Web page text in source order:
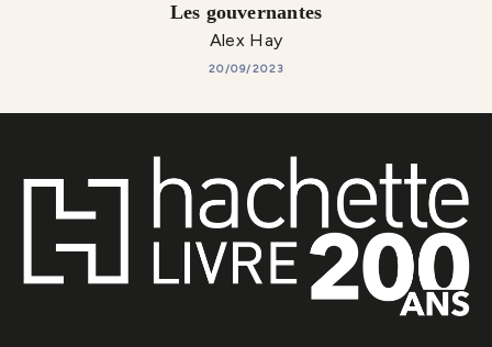
Les gouvernantes
Alex Hay
20/09/2023